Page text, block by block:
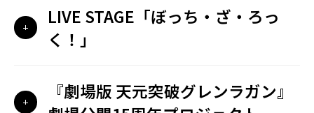
LIVE STAGE「ぼっち・ざ・ろっ
く！」
『劇場版 天元突破グレンラガン』